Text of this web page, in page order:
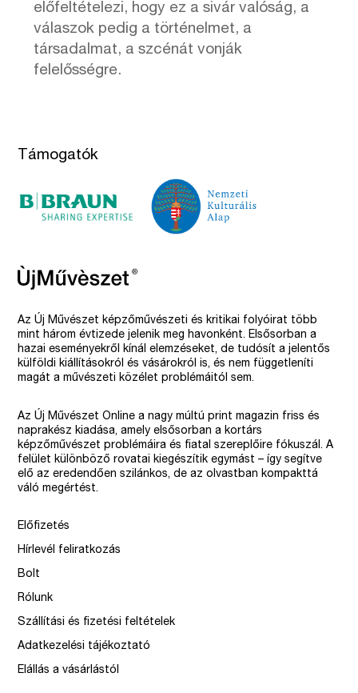
előfeltételezi, hogy ez a sivár valóság, a
válaszok pedig a történelmet, a
társadalmat, a szcénát vonják
felelősségre.
Támogatók
Az Új Művészet képzőművészeti és kritikai folyóirat több
mint három évtizede jelenik meg havonként. Elsősorban a
hazai eseményekről kínál elemzéseket, de tudósít a jelentős
külföldi kiállításokról és vásárokról is, és nem függetleníti
magát a művészeti közélet problémáitól sem.
Az Új Művészet Online a nagy múltú print magazin friss és
naprakész kiadása, amely elsősorban a kortárs
képzőművészet problémáira és fiatal szereplőire fókuszál. A
felület különböző rovatai kiegészítik egymást – így segítve
elő az eredendően szilánkos, de az olvastban kompakttá
váló megértést.
Előfizetés
Hírlevél feliratkozás
Bolt
Rólunk
Szállítási és fizetési feltételek
Adatkezelési tájékoztató
Elállás a vásárlástól